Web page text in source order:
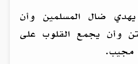
يهدي ضال المسلمين وأن
وأن يجمع القلوب على
مجيب.